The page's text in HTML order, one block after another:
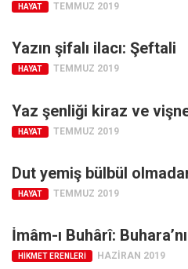
HAYAT TEMMUZ 2019
Yazın şifalı ilacı: Şeftali
HAYAT TEMMUZ 2019
Yaz şenliği kiraz ve
HAYAT TEMMUZ 2019
Dut yemiş bülbül
HAYAT TEMMUZ 2019
İmâm-ı Buhârî:
HIKMET ERENLERI HAZIRAN 2019